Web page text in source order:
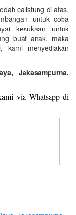
calistung di atas,
untuk coba
kesukaan untuk
buat anak, maka
kami menyediakan
Jakasampurna,
via Whatsapp di